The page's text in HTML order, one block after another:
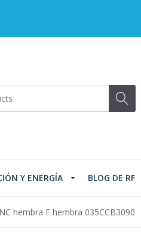
Y ENERGÍA BLOG DE RF
hembra F hembra 035CCB3090